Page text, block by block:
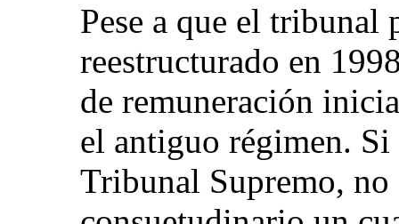
Pese a que el tribunal
reestructurado en
de remuneración
el antiguo régimen.
Tribunal Supremo, no